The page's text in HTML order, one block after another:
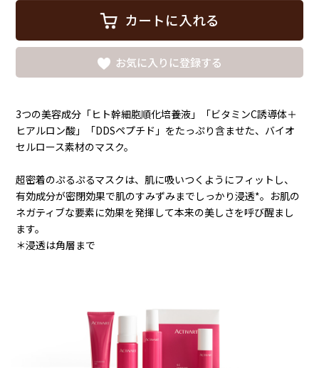
カートに入れる
お気に入りに登録する
3つの美容成分「ヒト幹細胞順化培養液」「ビタミンC誘導体＋
ヒアルロン酸」「DDSペプチド」をたっぷり含ませた、バイオ
セルロース素材のマスク。
超密着のぷるぷるマスクは、肌に吸いつくようにフィットし、
有効成分が密閉効果で肌のすみずみまでしっかり浸透*。お肌の
ネガティブな要素に効果を発揮して本来の美しさを呼び醒まし
ます。
＊浸透は角層まで